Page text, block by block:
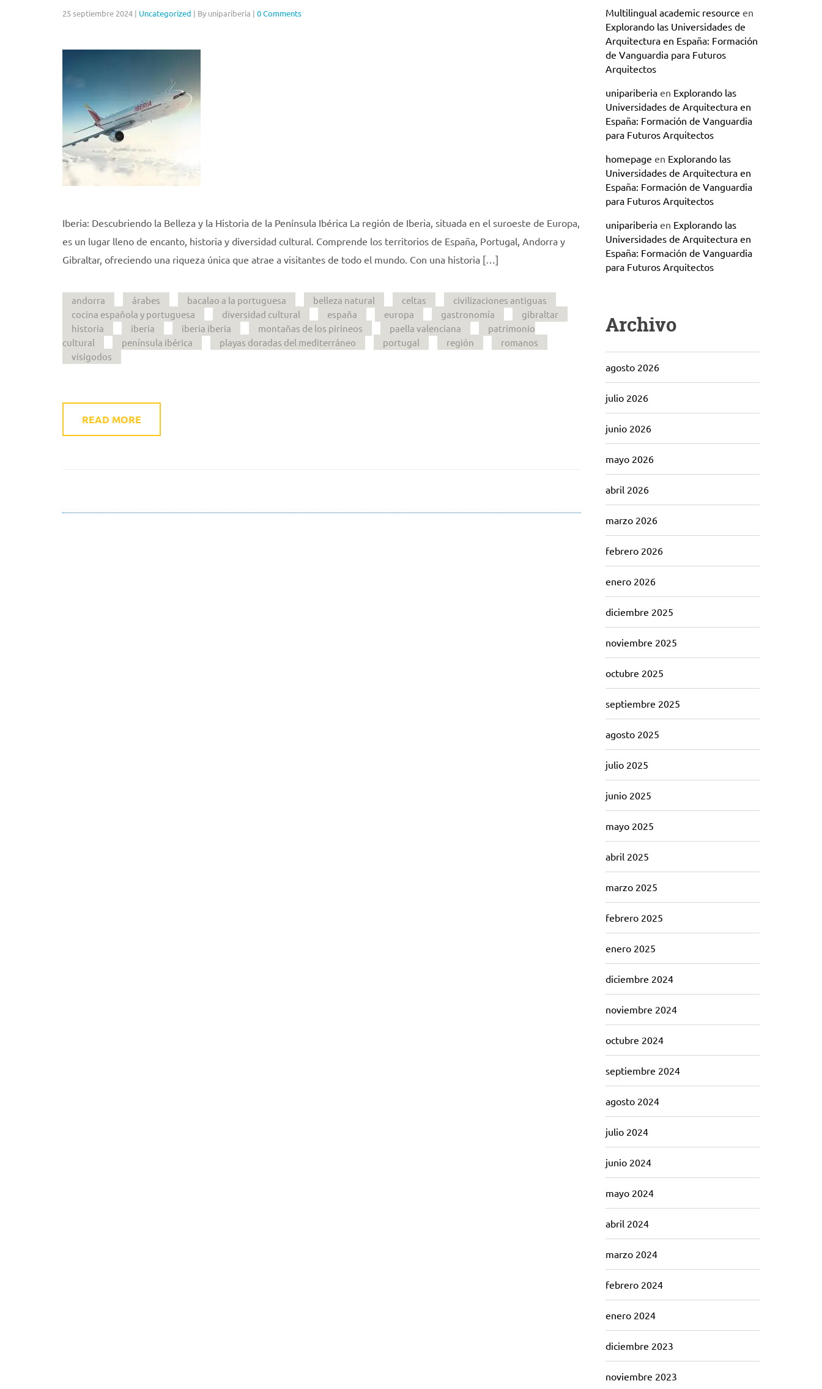
25 septiembre 2024 | Uncategorized | By unipariberia | 0 Comments
Iberia: Descubriendo la Belleza y la Historia de la Península Ibérica La región de Iberia, situada en el suroeste de Europa,
es un lugar lleno de encanto, historia y diversidad cultural. Comprende los territorios de España, Portugal, Andorra y
Gibraltar, ofreciendo una riqueza única que atrae a visitantes de todo el mundo. Con una historia […]
andorra árabes bacalao a la portuguesa belleza natural celtas
civilizaciones antiguas
cocina española y portuguesa
diversidad cultural españa europa gastronomía
gibraltar
historia
iberia iberia iberia montañas de los pirineos paella valenciana
patrimonio
cultural
península ibérica playas doradas del mediterráneo portugal región
romanos
visigodos
READ MORE
Multilingual academic resource en
Explorando las Universidades de
Arquitectura en España: Formación
de Vanguardia para Futuros
Arquitectos
unipariberiaen Explorando las
Universidades de Arquitectura en
España: Formación de Vanguardia
para Futuros Arquitectos
homepage en Explorando las
Universidades de Arquitectura en
España: Formación de Vanguardia
para Futuros Arquitectos
unipariberiaen Explorando las
Universidades de Arquitectura en
España: Formación de Vanguardia
para Futuros Arquitectos
Archivo
agosto 2026
julio 2026
junio 2026
mayo 2026
abril 2026
marzo 2026
febrero 2026
enero 2026
diciembre 2025
noviembre 2025
octubre 2025
septiembre 2025
agosto 2025
julio 2025
junio 2025
mayo 2025
abril 2025
marzo 2025
febrero 2025
enero 2025
diciembre 2024
noviembre 2024
octubre 2024
septiembre 2024
agosto 2024
julio 2024
junio 2024
mayo 2024
abril 2024
marzo 2024
febrero 2024
enero 2024
diciembre 2023
noviembre 2023